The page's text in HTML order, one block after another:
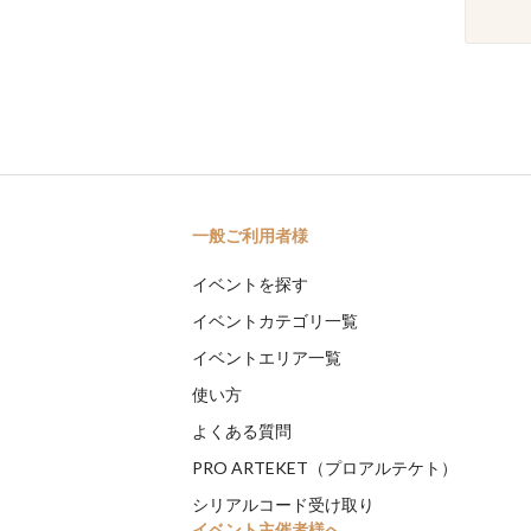
一般ご利用者様
イベントを探す
イベントカテゴリ一覧
イベントエリア一覧
使い方
よくある質問
PRO ARTEKET（プロアルテケト）
シリアルコード受け取り